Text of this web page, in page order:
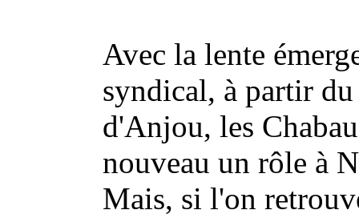
Avec la lente
syndical, à partir
d'Anjou, les
nouveau un rôle à
Mais, si l'on